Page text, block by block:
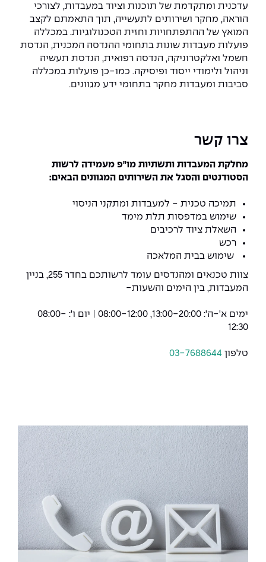
עדכנית ומתקדמת של תוכנות וציוד במעבדות, לצורכי
הוראה, מחקר ושירותים לתעשייה, תוך התאמתם לקצב
המואץ של ההתפתחויות וחזית הטכנולוגיות. במכללה
פועלות מעבדות שונות בתחומי ההנדסה המכנית, הנדסת
חשמל ואלקטרוניקה, הנדסה רפואית, הנדסת תעשיה
וניהול ולימודי ייסוד ופיסיקה. כמו-כן פועלות במכללה
סביבות ומעבדות מחקר בתחומי ידע מגוונים.
צרו קשר
מחלקת המעבדות ותשתיות מו"פ מעמידה לרשות
הסטודנטים והסגל את השירותים המגוונים הבאים:
תמיכה טכנית - למעבדות ומתקני הניסוי
שימוש במדפסות תלת מימד
השאלת ציוד לרכיבים
רכש
שימוש בבית המלאכה
צוות טכנאים ומהנדסים עומד לרשותכם בחדר 255, בניין
המעבדות, בין הימים והשעות-
ימים א'-ה': 13:00-20:00, 08:00-12:00 | יום ו': 08:00-
12:30
טלפון 03-7688644